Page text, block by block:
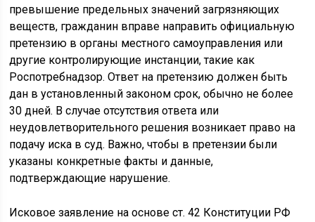
превышение предельных значений загрязняющих
веществ, гражданин вправе направить официальную
претензию в органы местного самоуправления или
другие контролирующие инстанции, такие как
Роспотребнадзор. Ответ на претензию должен быть
дан в установленный законом срок, обычно не более
30 дней. В случае отсутствия ответа или
неудовлетворительного решения возникает право на
подачу иска в суд. Важно, чтобы в претензии были
указаны конкретные факты и данные,
подтверждающие нарушение.
Исковое заявление на основе ст. 42 Конституции РФ